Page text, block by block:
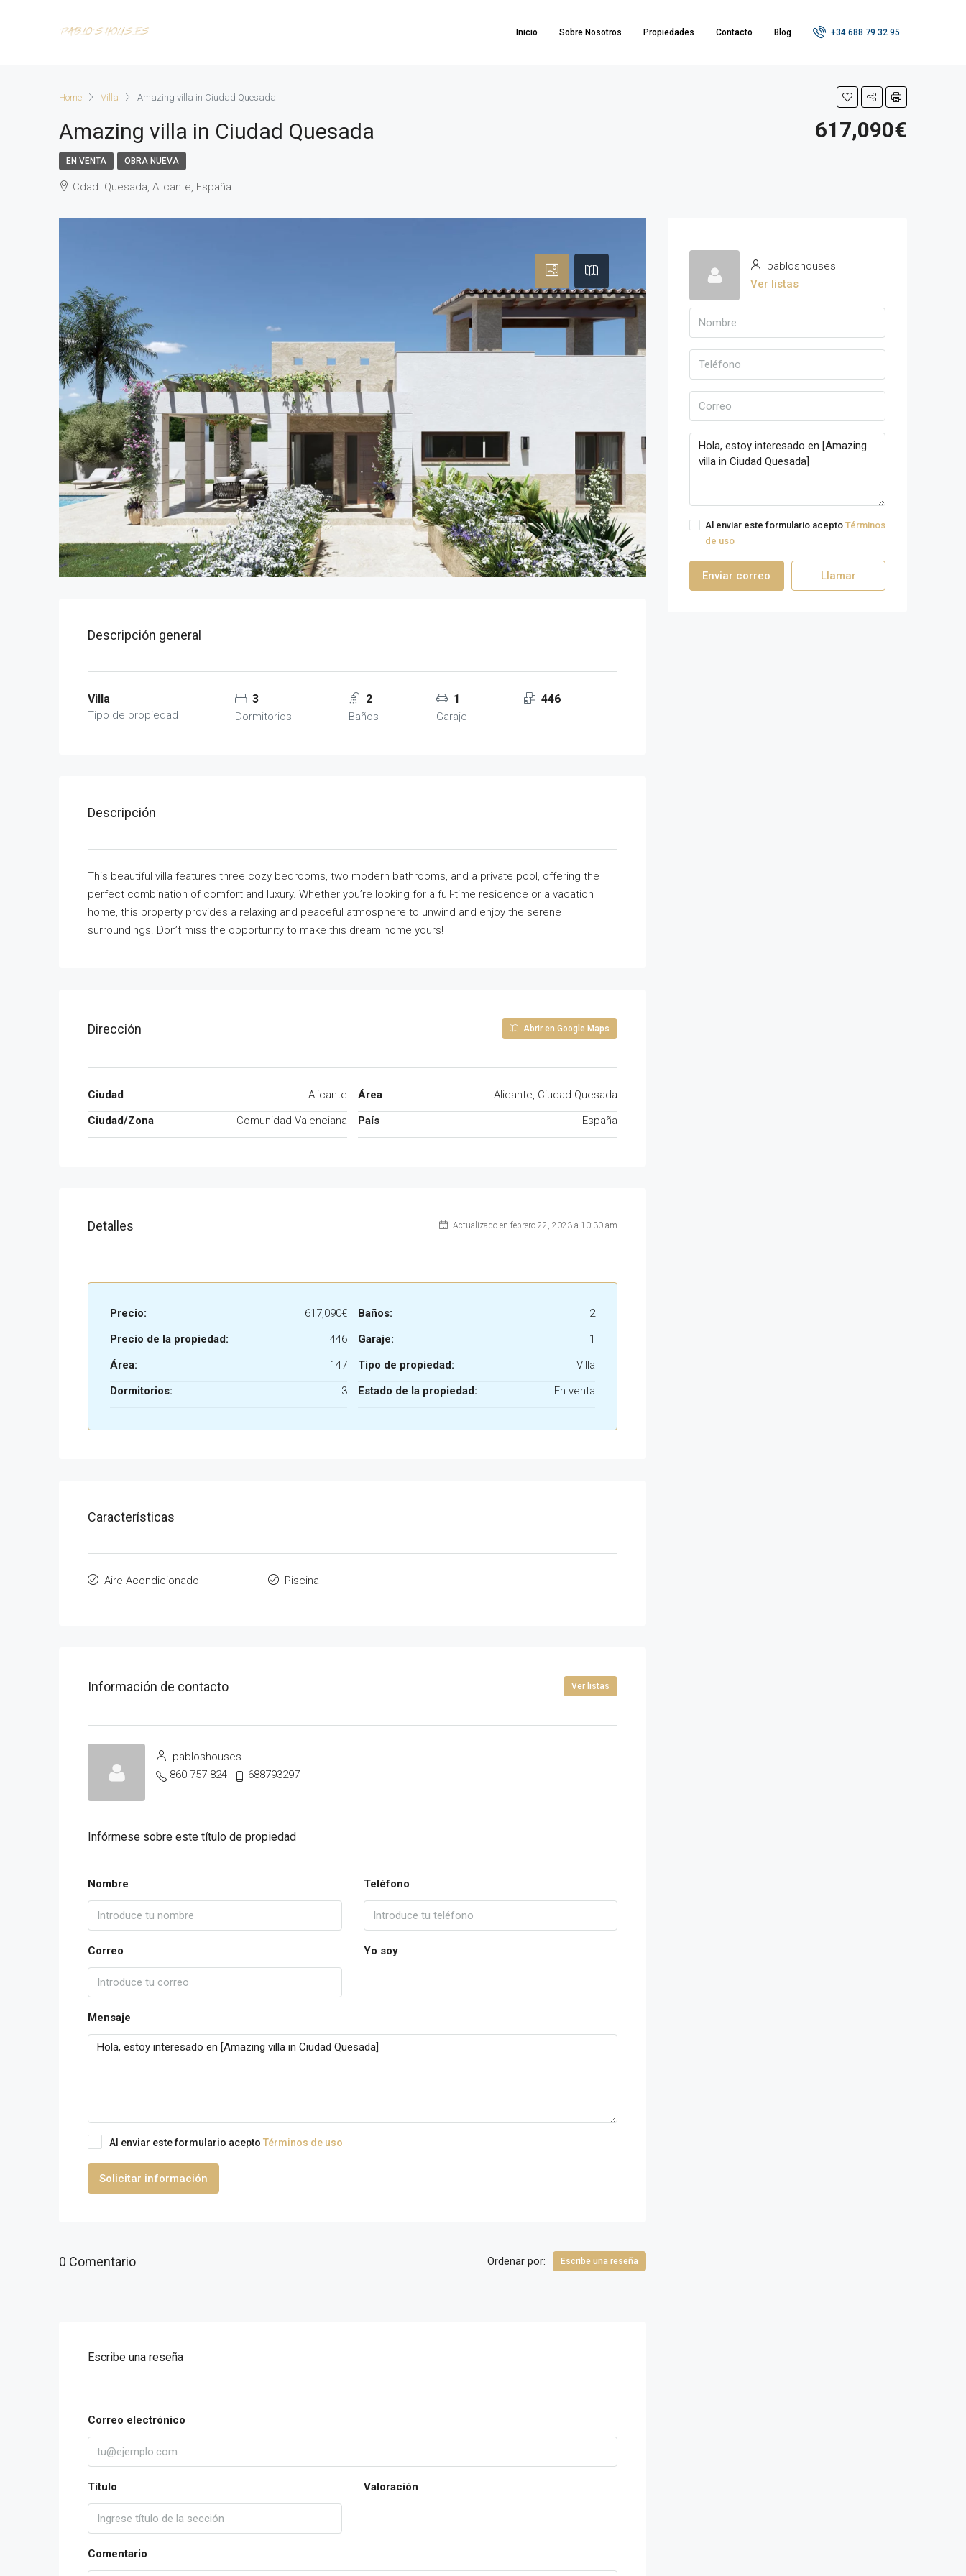
Inicio Sobre Nosotros Propiedades Contacto Blog +34 688 79 32 95
Home Villa Amazing villa in Ciudad Quesada
Amazing villa in Ciudad Quesada 617,090€
EN VENTA OBRA NUEVA
Cdad. Quesada, Alicante, España
Descripción general
Villa
Tipo de propiedad
3
Dormitorios
2
Baños
1
Garaje
446
Descripción
This beautiful villa features three cozy bedrooms, two modern bathrooms, and a private pool, offering the
perfect combination of comfort and luxury. Whether you’re looking for a full-time residence or a vacation
home, this property provides a relaxing and peaceful atmosphere to unwind and enjoy the serene
surroundings. Don’t miss the opportunity to make this dream home yours!
Dirección Abrir en Google Maps
Ciudad
Alicante
Ciudad/Zona
Comunidad Valenciana
Área
Alicante, Ciudad Quesada
País
España
Detalles Actualizado en febrero 22, 2023 a 10:30 am
Precio:
617,090€
Precio de la propiedad:
446
Área:
147
Dormitorios:
3
Baños:
2
Garaje:
1
Tipo de propiedad:
Villa
Estado de la propiedad:
En venta
Características
Aire Acondicionado Piscina
Información de contacto Ver listas
pabloshouses
860 757 824
688793297
Infórmese sobre este título de propiedad
Nombre Teléfono
Correo Yo soy
Mensaje
Al enviar este formulario acepto Términos de uso
Solicitar información
0 Comentario Ordenar por: Escribe una reseña
Escribe una reseña
Correo electrónico
Título Valoración
Comentario
pabloshouses
Ver listas
Al enviar este formulario acepto Términos
de uso
Enviar correo Llamar